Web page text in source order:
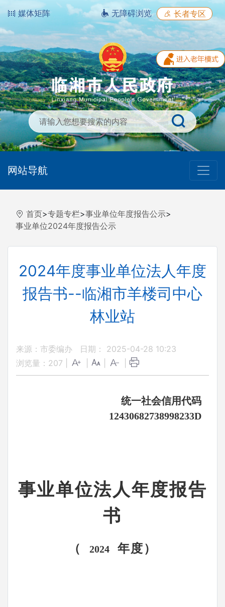
媒体矩阵 无障碍浏览 长者专区
网站导航
首页>专题专栏>事业单位年度报告公示>
事业单位2024年度报告公示
2024年度事业单位法人年度
报告书--临湘市羊楼司中心
林业站
来源：市委编办
日期： 2025-04-28 10:23
浏览量： 207
统一社会信用代码
12430682738998233D
事业单位法人年度报告
书
（ 2024 年度）